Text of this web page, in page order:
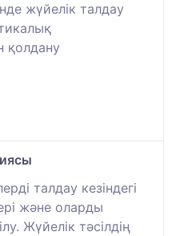
жүйелік талдау
қолдану
талдау кезіндегі
және оларды
Жүйелік тәсілдің